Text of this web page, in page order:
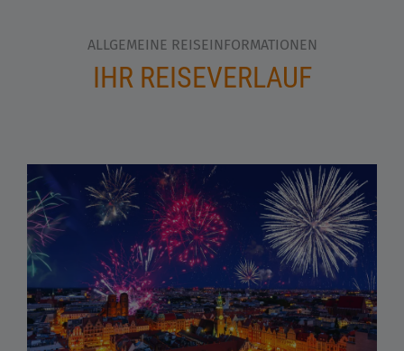
ALLGEMEINE REISEINFORMATIONEN
IHR REISEVERLAUF